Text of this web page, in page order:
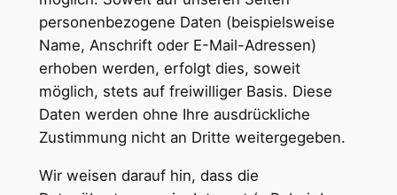
personenbezogene Daten (beispielsweise
Name, Anschrift oder E-Mail-Adressen)
erhoben werden, erfolgt dies, soweit
möglich, stets auf freiwilliger Basis. Diese
Daten werden ohne Ihre ausdrückliche
Zustimmung nicht an Dritte weitergegeben.
Wir weisen darauf hin, dass die